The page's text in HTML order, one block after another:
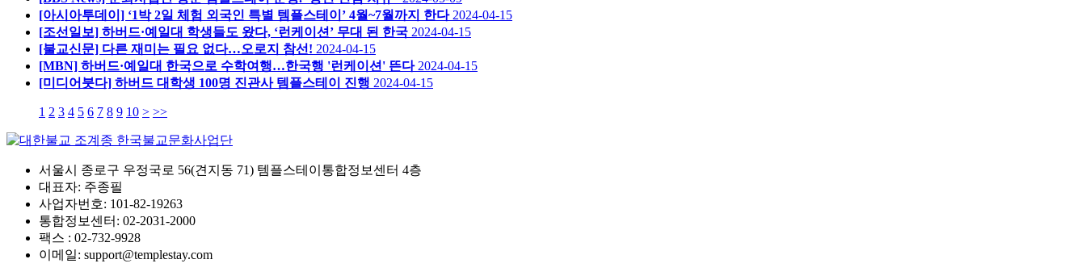
[아시아투데이] ‘1박 2일 체험 외국인 특별 템플스테이’ 4월~7월까지 한다 2024-04-15
[조선일보] 하버드·예일대 학생들도 왔다, ‘런케이션’ 무대 된 한국 2024-04-15
[불교신문] 다른 재미는 필요 없다…오로지 참선! 2024-04-15
[MBN] 하버드·예일대 한국으로 수학여행…한국행 '런케이션' 뜬다 2024-04-15
[미디어붓다] 하버드 대학생 100명 진관사 템플스테이 진행 2024-04-15
1 2 3 4 5 6 7 8 9 10 > >>
서울시 종로구 우정국로 56(견지동 71) 템플스테이통합정보센터 4층
대표자: 주종필
사업자번호: 101-82-19263
통합정보센터: 02-2031-2000
팩스 : 02-732-9928
이메일: support@templestay.com